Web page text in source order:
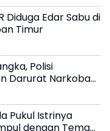
Diduga Edar Sabu di
Timur
Polisi
Darurat Narkoba
Pukul Istrinya
dengan Teman